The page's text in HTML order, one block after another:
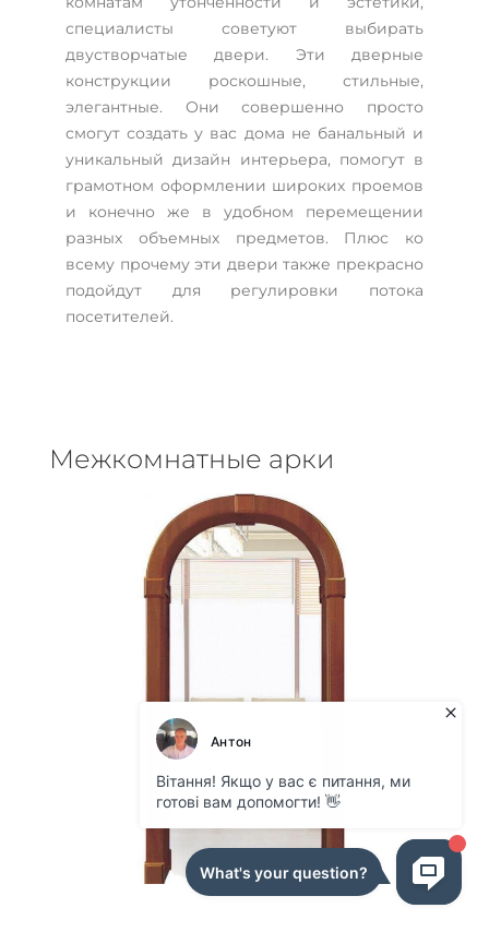
специалисты советуют выбирать
двустворчатые двери. Эти дверные
конструкции роскошные, стильные,
элегантные. Они совершенно просто
смогут создать у вас дома не банальный и
уникальный дизайн интерьера, помогут в
грамотном оформлении широких проемов
и конечно же в удобном перемещении
разных объемных предметов. Плюс ко
всему прочему эти двери также прекрасно
подойдут для регулировки потока
посетителей.
Межкомнатные арки